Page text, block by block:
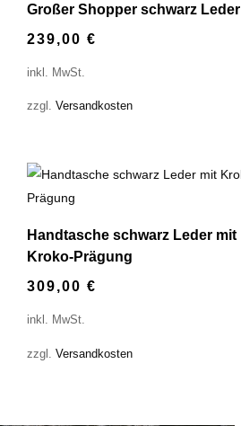
Großer Shopper schwarz Leder
239,00€
inkl. MwSt.
zzgl.Versandkosten
Handtasche schwarz Leder mit
Kroko-Prägung
309,00€
inkl. MwSt.
zzgl.Versandkosten